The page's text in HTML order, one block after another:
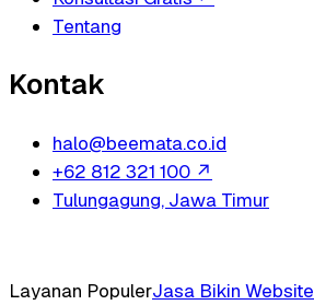
Tentang
Kontak
halo@beemata.co.id
+62 812 321 100 ↗
Tulungagung, Jawa Timur
Layanan PopulerJasa Bikin Website